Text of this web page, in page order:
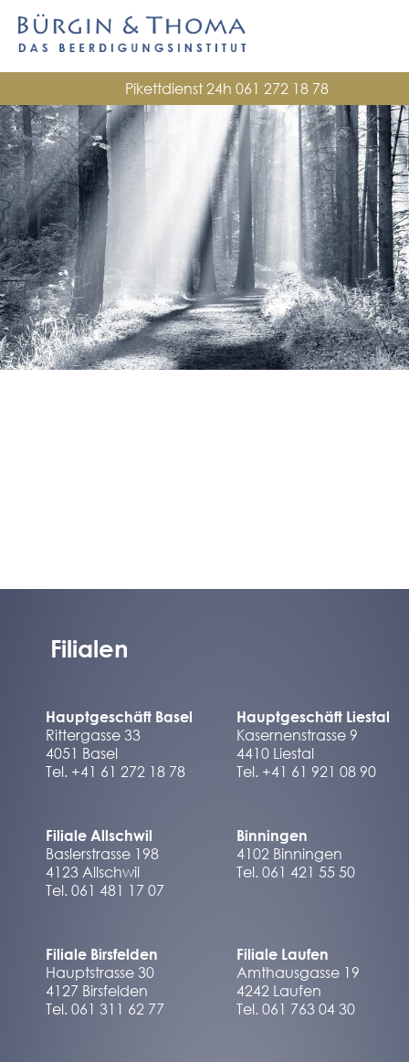
Pikettdienst 24h 061 272 18 78
Filialen
Hauptgeschäft Basel
Rittergasse 33
4051 Basel
Tel. +41 61 272 18 78
Hauptgeschäft Liestal
Kasernenstrasse 9
4410 Liestal
Tel. +41 61 921 08 90
Filiale Allschwil
Baslerstrasse 198
4123 Allschwil
Tel. 061 481 17 07
Binningen
4102 Binningen
Tel. 061 421 55 50
Filiale Birsfelden
Hauptstrasse 30
4127 Birsfelden
Tel. 061 311 62 77
Filiale Laufen
Amthausgasse 19
4242 Laufen
Tel. 061 763 04 30